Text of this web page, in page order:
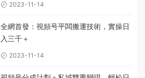
2023-11-14
全網首發：視頻号平闆搬運技術，實操日
入三千＋
2023-11-14